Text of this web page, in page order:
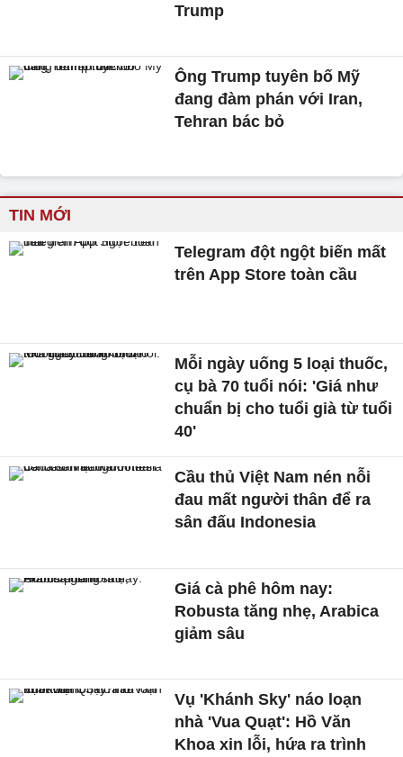
Trump
Ông Trump tuyên bố Mỹ
đang đàm phán với Iran,
Tehran bác bỏ
TIN MỚI
Telegram đột ngột biến mất
trên App Store toàn cầu
Mỗi ngày uống 5 loại thuốc,
cụ bà 70 tuổi nói: 'Giá như
chuẩn bị cho tuổi già từ tuổi
40'
Cầu thủ Việt Nam nén nỗi
đau mất người thân để ra
sân đấu Indonesia
Giá cà phê hôm nay:
Robusta tăng nhẹ, Arabica
giảm sâu
Vụ 'Khánh Sky' náo loạn
nhà 'Vua Quạt': Hồ Văn
Khoa xin lỗi, hứa ra trình